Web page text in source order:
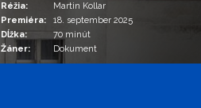
Réžia:
Martin Kollar
Premiéra:
18. september 2025
Dĺžka:
70 minút
Žáner:
Dokument